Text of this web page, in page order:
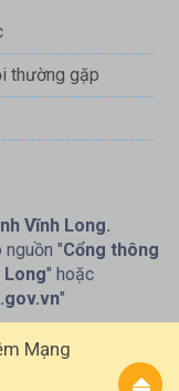
thường gặp
Vĩnh Long.
"Cổng thông
Long" hoặc
"